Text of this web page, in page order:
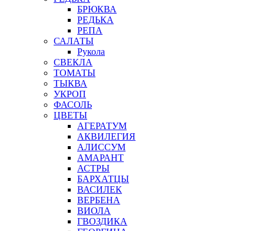
БРЮКВА
РЕДЬКА
РЕПА
САЛАТЫ
Рукола
СВЕКЛА
ТОМАТЫ
ТЫКВА
УКРОП
ФАСОЛЬ
ЦВЕТЫ
АГЕРАТУМ
АКВИЛЕГИЯ
АЛИССУМ
АМАРАНТ
АСТРЫ
БАРХАТЦЫ
ВАСИЛЕК
ВЕРБЕНА
ВИОЛА
ГВОЗДИКА